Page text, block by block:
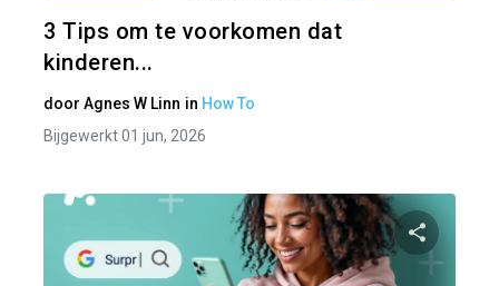
3 Tips om te voorkomen dat
kinderen...
door Agnes W Linn in How To
Bijgewerkt 01 jun, 2026